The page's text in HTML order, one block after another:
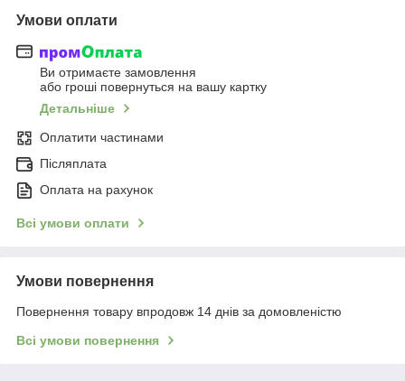
Умови оплати
Ви отримаєте замовлення
або гроші повернуться на вашу картку
Детальніше
Оплатити частинами
Післяплата
Оплата на рахунок
Всі умови оплати
Умови повернення
Повернення товару впродовж 14 днів за домовленістю
Всі умови повернення